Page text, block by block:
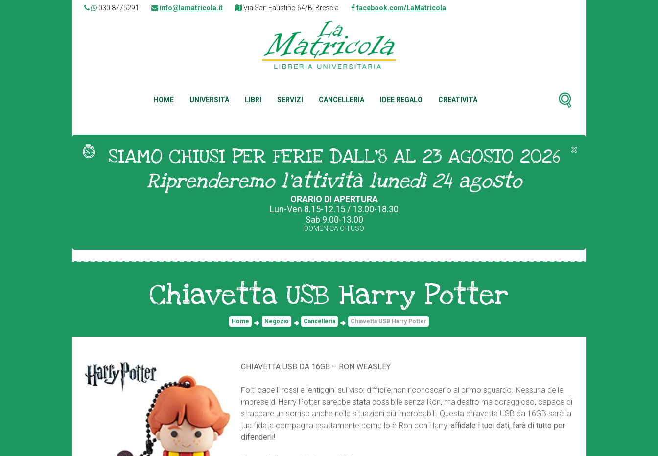
030 8775291 info@lamatricola.it Via San Faustino 64/B, Brescia facebook.com/LaMatricola
HOME UNIVERSITÀ LIBRI SERVIZI CANCELLERIA IDEE REGALO CREATIVITÀ
SIAMO CHIUSI PER FERIE DALL'8 AL 23 AGOSTO 2026
Riprenderemo l'attività lunedì 24 agosto
ORARIO DI APERTURA
Lun-Ven 8.15-12.15 / 13.00-18.30
Sab 9.00-13.00
DOMENICA CHIUSO
Chiavetta USB Harry Potter
Home Negozio Cancelleria Chiavetta USB Harry Potter
CHIAVETTA USB DA 16GB – RON WEASLEY
Folti capelli rossi e lentiggini sul viso: difficile non riconoscerlo al primo sguardo. Nessuna delle
imprese di Harry Potter sarebbe stata possibile senza Ron, maldestro ma coraggioso, capace di
strappare un sorriso anche nelle situazioni più improbabili. Questa chiavetta USB da 16GB sarà la
tua fidata compagna esattamente come lo è Ron con Harry: affidale i tuoi dati, farà di tutto per
difenderli!